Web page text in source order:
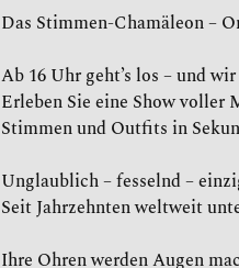
Das Stimmen-Chamäleon –
Ab 16 Uhr geht’s los – und
Erleben Sie eine Show
Stimmen und Outfits in
Unglaublich – fesselnd –
Seit Jahrzehnten weltweit
Ihre Ohren werden Augen